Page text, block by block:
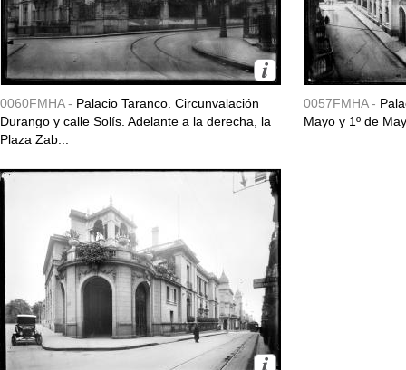
0060FMHA - Palacio Taranco. Circunvalación
Durango y calle Solís. Adelante a la derecha, la
Plaza Zab...
0057FMHA -
Mayo y 1º de